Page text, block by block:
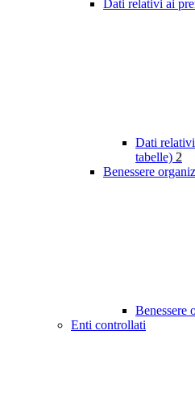
Dati relativi ai
Dati
tabelle) 2
Benessere
Benessere
Enti controllati